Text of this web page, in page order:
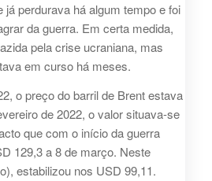
já perdurava há algum tempo e foi
da guerra. Em certa medida,
pela crise ucraniana, mas
em curso há meses.
o preço do barril de Brent estava
de 2022, o valor situava-se
que com o início da guerra
129,3 a 8 de março. Neste
estabilizou nos USD 99,11.